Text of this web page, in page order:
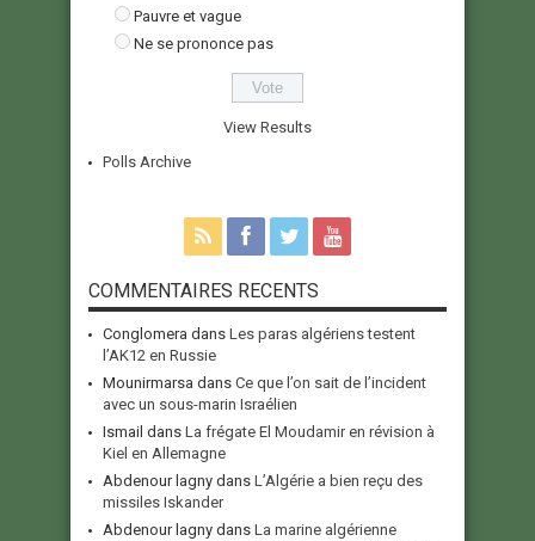
Pauvre et vague
Ne se prononce pas
View Results
Polls Archive
COMMENTAIRES RECENTS
Conglomera dans Les paras algériens testent
l’AK12 en Russie
Mounirmarsa dans Ce que l’on sait de l’incident
avec un sous-marin Israélien
Ismail dans La frégate El Moudamir en révision à
Kiel en Allemagne
Abdenour lagny dans L’Algérie a bien reçu des
missiles Iskander
Abdenour lagny dans La marine algérienne